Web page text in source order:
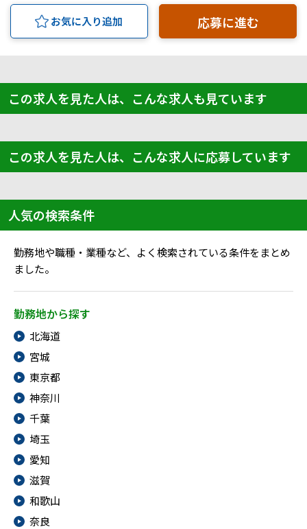
お気に入り追加 応募に進む
この求人を見た人は、こんな求人も見ています
この求人を見た人は、こんな求人に応募しています
人気の検索条件
勤務地や職種・業種など、よく検索されている条件をまとめ
ました。
勤務地から探す
北海道
宮城
東京都
神奈川
千葉
埼玉
愛知
滋賀
和歌山
奈良